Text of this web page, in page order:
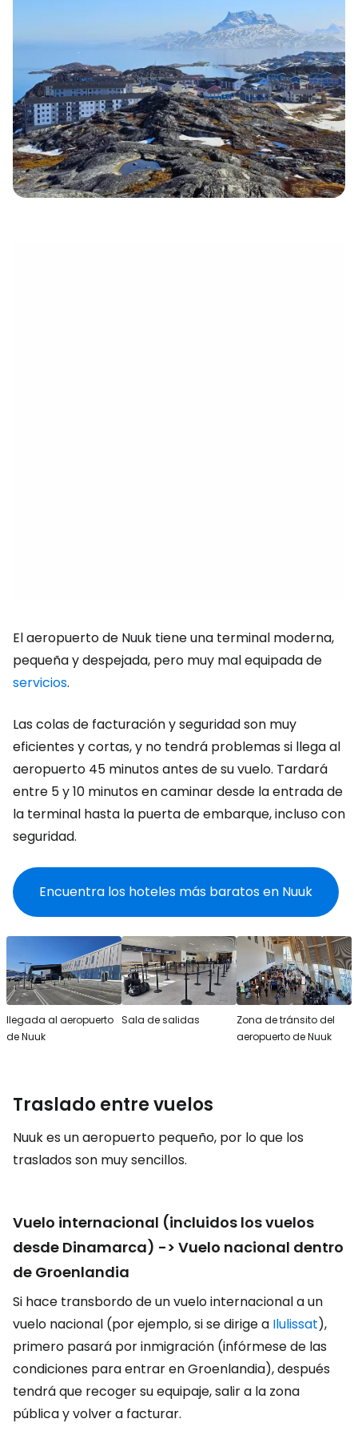
El aeropuerto de Nuuk tiene una terminal moderna,
pequeña y despejada, pero muy mal equipada de
servicios.
Las colas de facturación y seguridad son muy
eficientes y cortas, y no tendrá problemas si llega al
aeropuerto 45 minutos antes de su vuelo. Tardará
entre 5 y 10 minutos en caminar desde la entrada de
la terminal hasta la puerta de embarque, incluso con
seguridad.
Encuentra los hoteles más baratos en Nuuk
llegada al aeropuerto
de Nuuk
Sala de salidas
Zona de tránsito del
aeropuerto de Nuuk
Traslado entre vuelos
Nuuk es un aeropuerto pequeño, por lo que los
traslados son muy sencillos.
Vuelo internacional (incluidos los vuelos
desde Dinamarca) -> Vuelo nacional dentro
de Groenlandia
Si hace transbordo de un vuelo internacional a un
vuelo nacional (por ejemplo, si se dirige a Ilulissat),
primero pasará por inmigración (infórmese de las
condiciones para entrar en Groenlandia), después
tendrá que recoger su equipaje, salir a la zona
pública y volver a facturar.